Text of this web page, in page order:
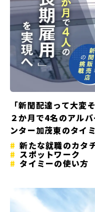
「新聞配達って大変
２か月で4名のアル
ンター加茂東のタイ
新たな就職のカタ
スポットワーク
タイミーの使い方